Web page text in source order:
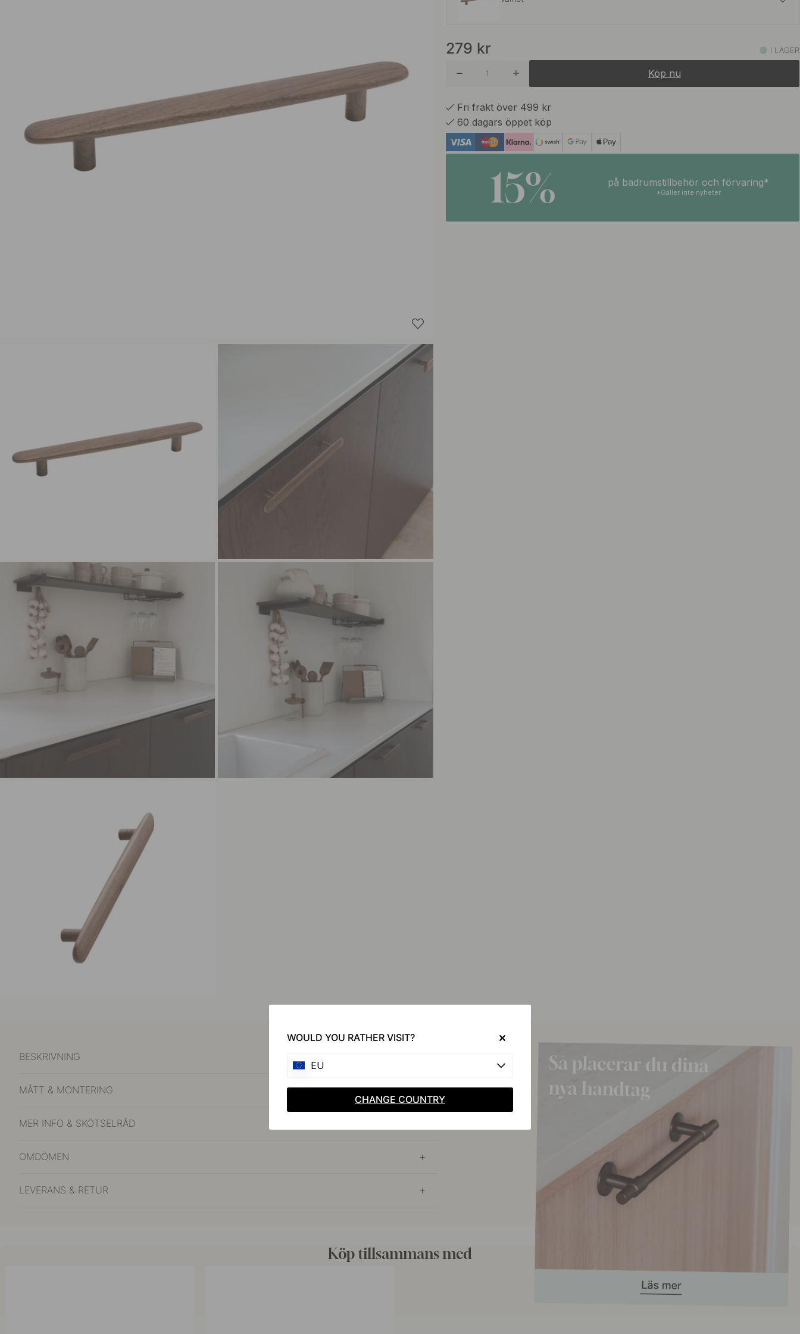
I lager
279 kr I LAGER
Köp nu
Fri frakt över 499 kr
60 dagars öppet köp
15% på badrumstillbehör och förvaring*
*Gäller inte nyheter
BESKRIVNING
MÅTT & MONTERING
MER INFO & SKÖTSELRÅD
OMDÖMEN
LEVERANS & RETUR
Köp tillsammans med
WOULD YOU RATHER VISIT?
EU
CHANGE COUNTRY